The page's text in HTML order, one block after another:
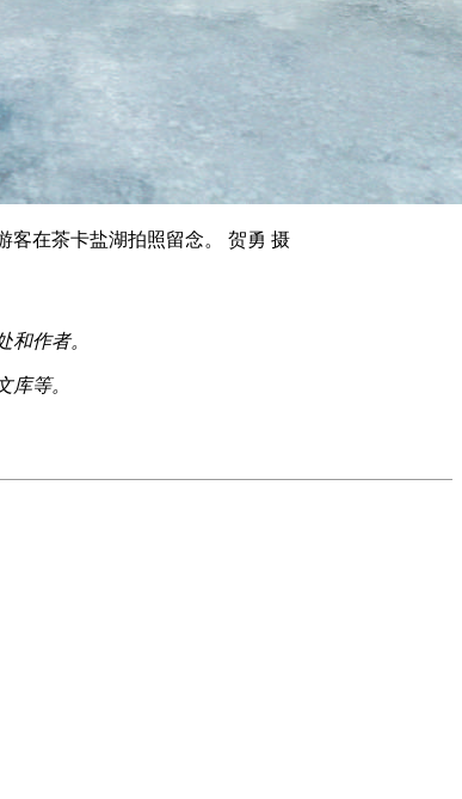
在茶卡盐湖拍照留念。 贺勇 摄
作者。
等。